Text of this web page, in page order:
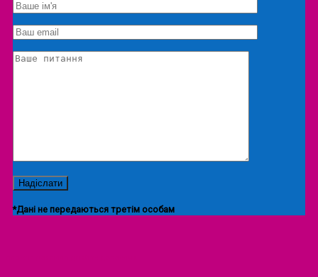
Екскурсія/локація
*Дані не передаються третім особам